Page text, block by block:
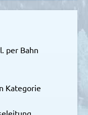
per Bahn
Kategorie